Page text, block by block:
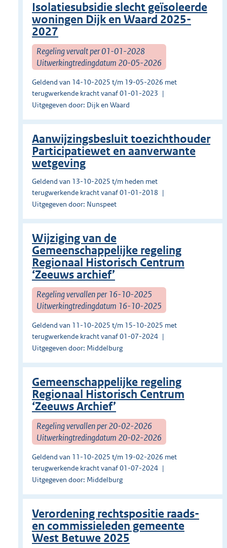
Isolatiesubsidie slecht geïsoleerde
woningen Dijk en Waard 2025-
2027
Regeling vervalt per 01-01-2028
Uitwerkingtredingdatum 20-05-2026
Geldend van 14-10-2025 t/m 19-05-2026 met
terugwerkende kracht vanaf 01-01-2023
Uitgegeven door: Dijk en Waard
Aanwijzingsbesluit toezichthouder
Participatiewet en aanverwante
wetgeving
Geldend van 13-10-2025 t/m heden met
terugwerkende kracht vanaf 01-01-2018
Uitgegeven door: Nunspeet
Wijziging van de
Gemeenschappelijke regeling
Regionaal Historisch Centrum
‘Zeeuws archief’
Regeling vervallen per 16-10-2025
Uitwerkingtredingdatum 16-10-2025
Geldend van 11-10-2025 t/m 15-10-2025 met
terugwerkende kracht vanaf 01-07-2024
Uitgegeven door: Middelburg
Gemeenschappelijke regeling
Regionaal Historisch Centrum
‘Zeeuws Archief’
Regeling vervallen per 20-02-2026
Uitwerkingtredingdatum 20-02-2026
Geldend van 11-10-2025 t/m 19-02-2026 met
terugwerkende kracht vanaf 01-07-2024
Uitgegeven door: Middelburg
Verordening rechtspositie raads-
en commissieleden gemeente
West Betuwe 2025